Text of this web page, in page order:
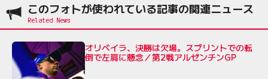
このフォトが使われている記事の関連ニュース
オリベイラ、決勝は欠場。スプリントでの転
倒で左肩に懸念／第2戦アルゼンチンGP